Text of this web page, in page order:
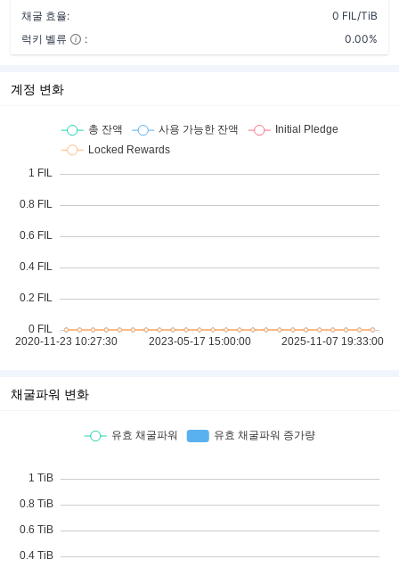
채굴 효율:
0 FIL/TiB
럭키 벨류
: 0.00%
계정 변화
채굴파워 변화